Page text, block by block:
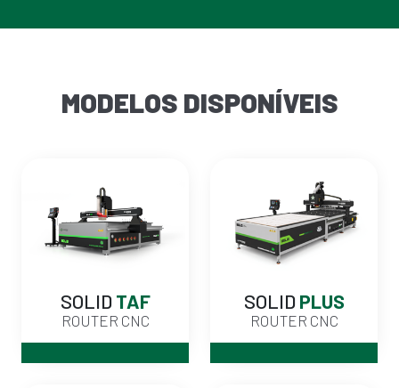
MODELOS DISPONÍVEIS
SOLIDTAF
ROUTER CNC
SOLIDPLUS
ROUTER CNC